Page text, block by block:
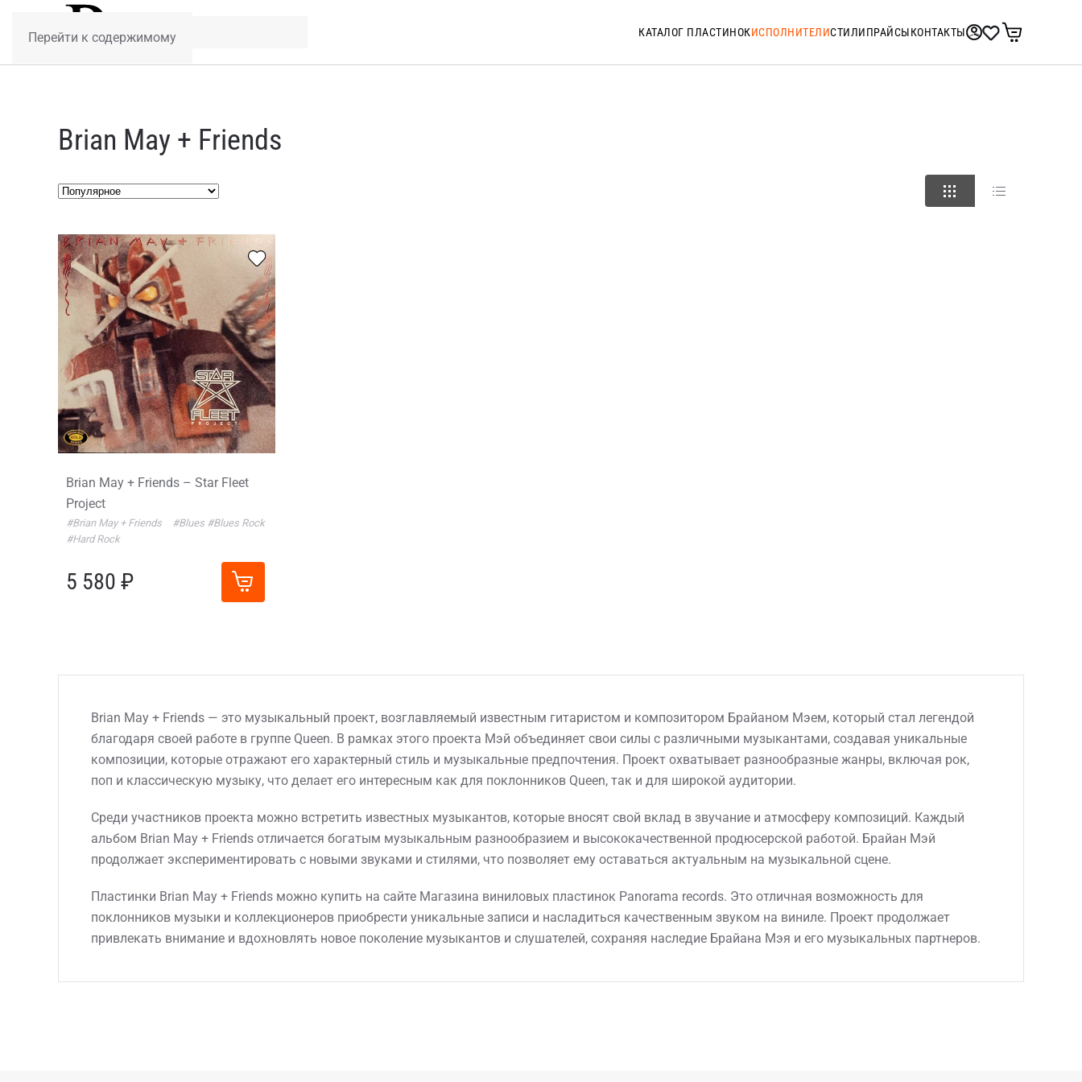
Перейти к содержимому КАТАЛОГ ПЛАСТИНОКИСПОЛНИТЕЛИСТИЛИПРАЙСЫКОНТАКТЫ
Brian May + Friends
Brian May + Friends – Star Fleet
Project
#Brian May + Friends #Blues #Blues Rock
#Hard Rock
5 580 ₽
Brian May + Friends — это музыкальный проект, возглавляемый известным гитаристом и композитором Брайаном Мэем, который стал легендой
благодаря своей работе в группе Queen. В рамках этого проекта Мэй объединяет свои силы с различными музыкантами, создавая уникальные
композиции, которые отражают его характерный стиль и музыкальные предпочтения. Проект охватывает разнообразные жанры, включая рок,
поп и классическую музыку, что делает его интересным как для поклонников Queen, так и для широкой аудитории.
Среди участников проекта можно встретить известных музыкантов, которые вносят свой вклад в звучание и атмосферу композиций. Каждый
альбом Brian May + Friends отличается богатым музыкальным разнообразием и высококачественной продюсерской работой. Брайан Мэй
продолжает экспериментировать с новыми звуками и стилями, что позволяет ему оставаться актуальным на музыкальной сцене.
Пластинки Brian May + Friends можно купить на сайте Магазина виниловых пластинок Panorama records. Это отличная возможность для
поклонников музыки и коллекционеров приобрести уникальные записи и насладиться качественным звуком на виниле. Проект продолжает
привлекать внимание и вдохновлять новое поколение музыкантов и слушателей, сохраняя наследие Брайана Мэя и его музыкальных партнеров.